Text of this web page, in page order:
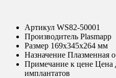
Артикул WS82-50001
Производитель Plasmapp
Размер 169x345x264 мм
Назначение Плазменная
Примечание к цене Цена
имплантатов